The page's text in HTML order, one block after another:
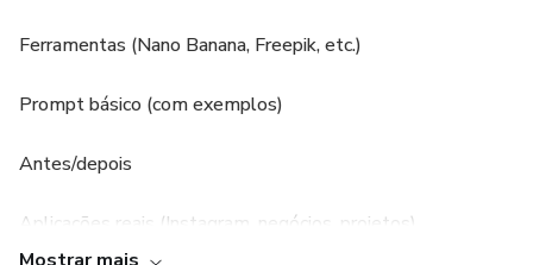
Ferramentas (Nano Banana, Freepik, etc.)
Prompt básico (com exemplos)
Antes/depois
Aplicações reais (Instagram, negócios, projetos).